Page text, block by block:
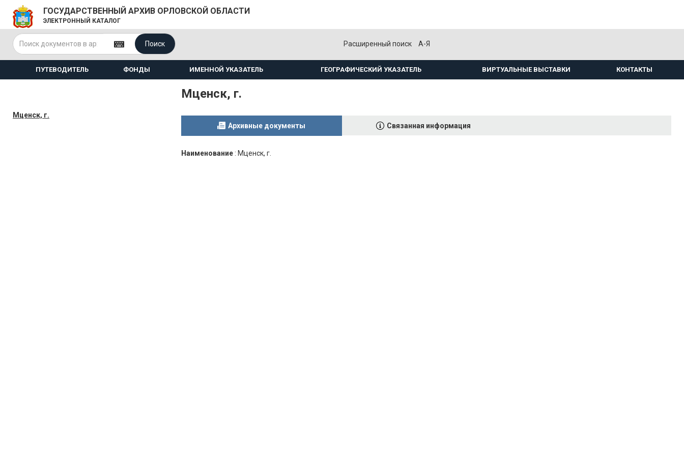
ГОСУДАРСТВЕННЫЙ АРХИВ ОРЛОВСКОЙ ОБЛАСТИ
ЭЛЕКТРОННЫЙ КАТАЛОГ
Поиск Расширенный поиск А-Я
ПУТЕВОДИТЕЛЬ ФОНДЫ ИМЕННОЙ УКАЗАТЕЛЬ ГЕОГРАФИЧЕСКИЙ УКАЗАТЕЛЬ ВИРТУАЛЬНЫЕ ВЫСТАВКИ КОНТАКТЫ
Мценск, г.
Мценск, г.
Архивные документы Связанная информация
Наименование : Мценск, г.